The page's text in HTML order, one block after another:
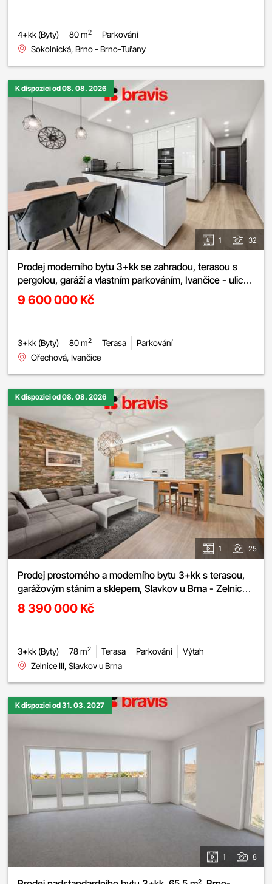
4+kk (Byty) 80 m2
Parkování
Sokolnická, Brno - Brno-Tuřany
K dispozici od 08. 08. 2026
1 32
Prodej moderního bytu 3+kk se zahradou, terasou s
pergolou, garáží a vlastním parkováním, Ivančice - ulice
Ořechová
9 600 000 Kč
3+kk (Byty) 80 m2 Terasa
Parkování
Ořechová, Ivančice
K dispozici od 08. 08. 2026
1 25
Prodej prostorného a moderního bytu 3+kk s terasou,
garážovým stáním a sklepem, Slavkov u Brna - Zelnice
III
8 390 000 Kč
3+kk (Byty) 78 m2 Terasa Parkování
Výtah
Zelnice III, Slavkov u Brna
K dispozici od 31. 03. 2027
1 8